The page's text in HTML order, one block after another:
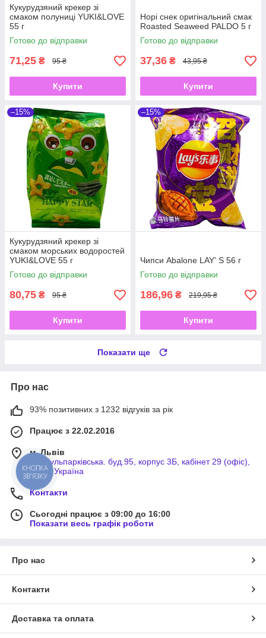
Кукурудзяний крекер зі
смаком полуниці YUKI&LOVE
55 г
Готово до відправки
71,25 ₴ 95 ₴
Купити
Норі снек оригінальний смак
Roasted Seaweed PALDO 5 г
Готово до відправки
37,36 ₴ 43,95 ₴
Купити
–15%
Кукурудзяний крекер зі
смаком морських водоростей
YUKI&LOVE 55 г
Готово до відправки
80,75 ₴ 95 ₴
Купити
–15%
Чипси Abalone LAY' S 56 г
Готово до відправки
186,96 ₴ 219,95 ₴
Купити
Показати ще
Про нас
93% позитивних з 1232 відгуків за рік
Працює з 22.02.2016
м. Львів
вул.Кульпарківська. буд.95, корпус 3Б, кабінет 29 (офіс),
Львів, Україна
Контакти
Сьогодні працює з 09:00 до 16:00
Показати весь графік роботи
Про нас
Контакти
Доставка та оплата
КНОПКА
ЗВ'ЯЗКУ